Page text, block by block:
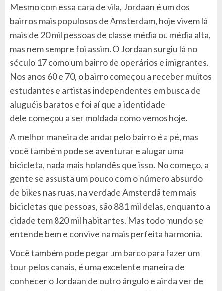
Mesmo com essa cara de vila, Jordaan é um dos
bairros mais populosos de Amsterdam, hoje vivem lá
mais de 20 mil pessoas de classe média ou média alta,
mas nem sempre foi assim. O Jordaan surgiu lá no
século 17 como um bairro de operários e imigrantes.
Nos anos 60 e 70, o bairro começou a receber muitos
estudantes e artistas independentes em busca de
aluguéis baratos e foi aí que a identidade
dele começou a ser moldada como vemos hoje.
A melhor maneira de andar pelo bairro é a pé, mas
você também pode se aventurar e alugar uma
bicicleta, nada mais holandês que isso. No começo, a
gente se assusta um pouco com o número absurdo
de bikes nas ruas, na verdade Amsterdã tem mais
bicicletas que pessoas, são 881 mil delas, enquanto a
cidade tem 820 mil habitantes. Mas todo mundo se
entende bem e convive na mais perfeita harmonia.
Você também pode pegar um barco para fazer um
tour pelos canais, é uma excelente maneira de
conhecer o Jordaan de outro ângulo e ainda ver de